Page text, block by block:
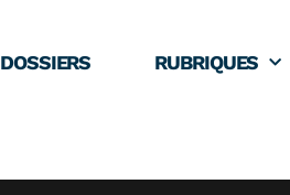
DOSSIERS RUBRIQUES